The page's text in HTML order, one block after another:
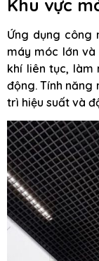
Khu vực
Ứng dụng công
máy móc lớn
khí liên tục,
động. Tính năng
trì hiệu suất và